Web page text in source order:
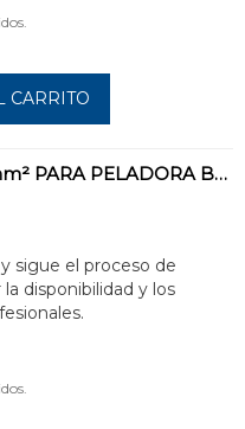
CARRITO
CABEZAL 50mm² PARA PELADORA BAJA TENSIÓN
sigue el proceso de
disponibilidad y los